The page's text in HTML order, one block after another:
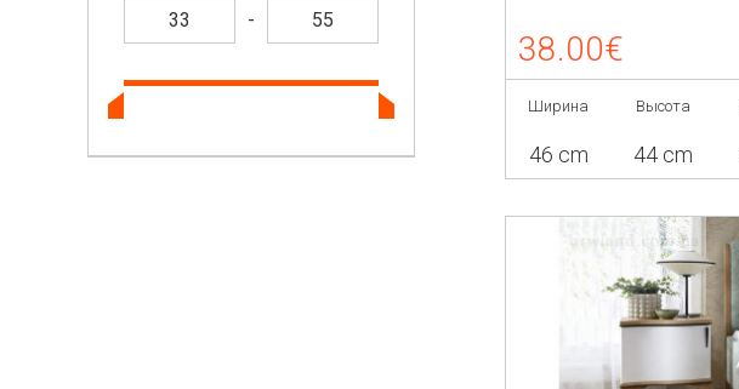
-
38.00€
Ширина
46 cm
Высота
44 cm